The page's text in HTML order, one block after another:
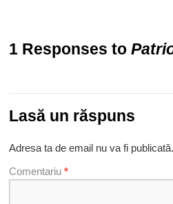
1 Responses to
Lasă un răspuns
Adresa ta de email nu va fi publicată.
Comentariu *